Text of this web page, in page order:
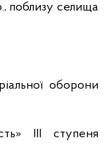
поблизу селища
оборони
ІІІ ступеня